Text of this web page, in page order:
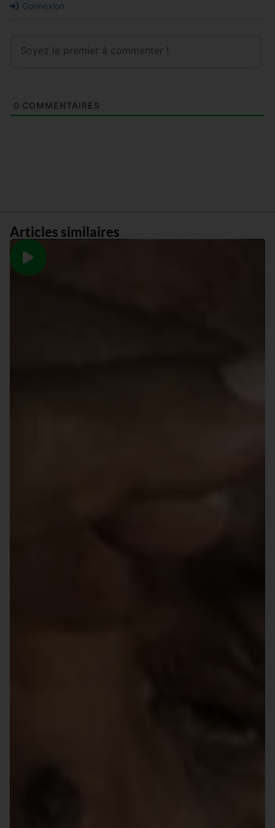
Connexion
0 COMMENTAIRES
Articles similaires